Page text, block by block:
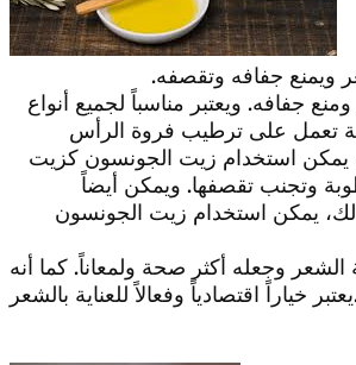
ويمنع جفافه وتقصفه.
جفافه. ويعتبر مناسباً لجميع أنواع
تعمل على ترطيب فروة الرأس
يمكن استخدام زيت الجونسون كزيت
وتجنب تقصفها. ويمكن أيضاً
يمكن استخدام زيت الجونسون
وجعله أكثر صحة ولمعاناً. كما أنه
للعناية بالشعر.